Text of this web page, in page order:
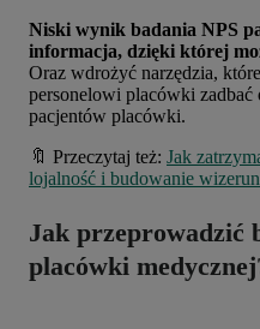
Niski wynik badania NPS
informacja, dzięki której
Oraz wdrożyć narzędzia,
personelowi placówki zadbać
pacjentów placówki.
🔖 Przeczytaj też: Jak
lojalność i budowanie
Jak przeprowadzić
placówki